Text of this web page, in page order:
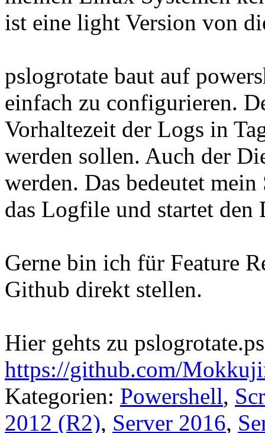
ist eine light Version von
pslogrotate baut auf
einfach zu configurieren.
Vorhaltezeit der Logs in
werden sollen. Auch der
werden. Das bedeutet
das Logfile und startet den
Gerne bin ich für Feature
Github direkt stellen.
Hier gehts zu
https://github.com/
Kategorien: Powershell,
2012 (R2), Server 2016,